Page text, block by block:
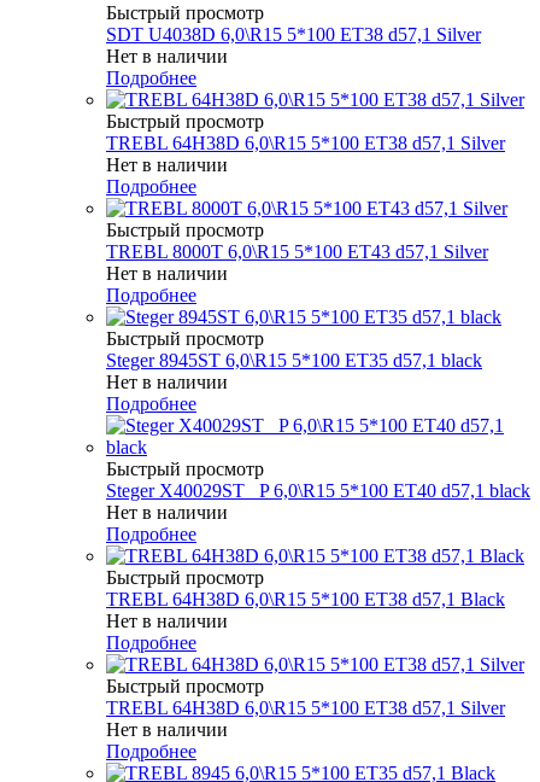
Быстрый просмотр
SDT U4038D 6,0\R15 5*100 ET38 d57,1 Silver
Нет в наличии
Подробнее
Быстрый просмотр
TREBL 64H38D 6,0\R15 5*100 ET38 d57,1 Silver
Нет в наличии
Подробнее
Быстрый просмотр
TREBL 8000T 6,0\R15 5*100 ET43 d57,1 Silver
Нет в наличии
Подробнее
Быстрый просмотр
Steger 8945ST 6,0\R15 5*100 ET35 d57,1 black
Нет в наличии
Подробнее
Быстрый просмотр
Steger X40029ST _P 6,0\R15 5*100 ET40 d57,1 black
Нет в наличии
Подробнее
Быстрый просмотр
TREBL 64H38D 6,0\R15 5*100 ET38 d57,1 Black
Нет в наличии
Подробнее
Быстрый просмотр
TREBL 64H38D 6,0\R15 5*100 ET38 d57,1 Silver
Нет в наличии
Подробнее